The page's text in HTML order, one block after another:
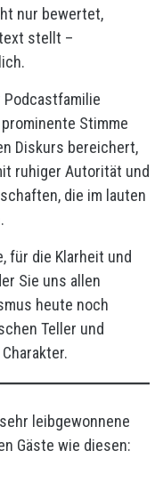
nur bewertet,
stellt –
Podcastfamilie
Stimme
Diskurs bereichert,
ruhiger Autorität und
die im lauten
für die Klarheit und
Sie uns allen
heute noch
Teller und
sehr leibgewonnene
Gäste wie diesen: